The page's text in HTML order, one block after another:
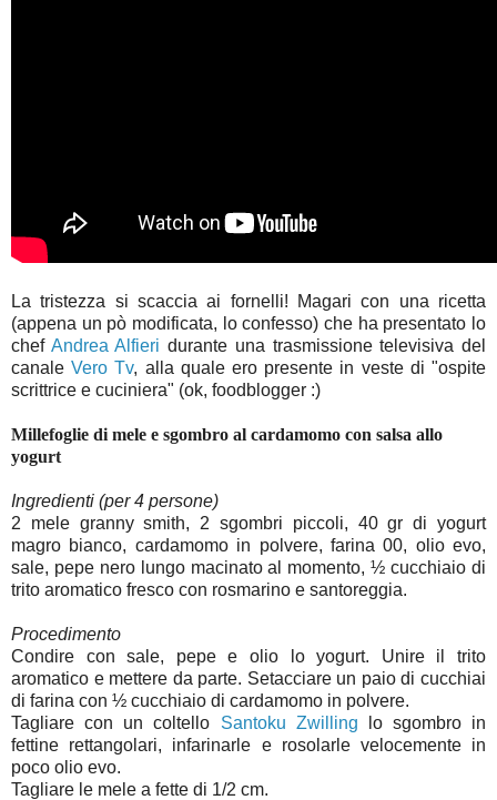
La tristezza si scaccia ai fornelli! Magari con una ricetta
(appena un pò modificata, lo confesso) che ha presentato lo
chef Andrea Alfieri durante una trasmissione televisiva del
canaleVero Tv, alla quale ero presente in veste di "ospite
scrittrice e cuciniera" (ok, foodblogger :)
Millefoglie di mele e sgombro al cardamomo con salsa allo
yogurt
Ingredienti (per 4 persone)
2 mele granny smith, 2 sgombri piccoli, 40 gr di yogurt
magro bianco, cardamomo in polvere, farina 00, olio evo,
sale, pepe nero lungo macinato al momento, ½ cucchiaio di
trito aromatico fresco con rosmarino e santoreggia.
Procedimento
Condire con sale, pepe e olio lo yogurt. Unire il trito
aromatico e mettere da parte. Setacciare un paio di cucchiai
di farina con ½ cucchiaio di cardamomo in polvere.
Tagliare con un coltello Santoku Zwilling lo sgombro in
fettine rettangolari, infarinarle e rosolarle velocemente in
poco olio evo.
Tagliare le mele a fette di 1/2 cm.